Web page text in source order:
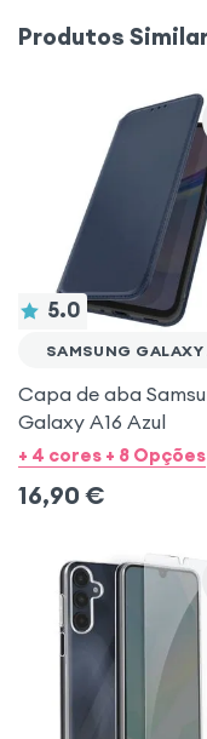
Produtos
5.0
SAMSUNG GALAXY
Capa de aba
Galaxy A16 Azul
+ 4 cores + 8 Opções
16,90 €